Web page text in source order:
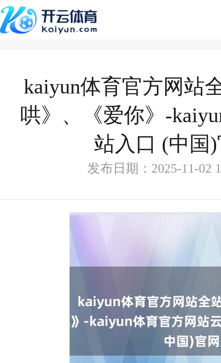
kaiyun体育官方网站
哄》、《爱你》-
站入口 (中国
发布日期：2025-11-